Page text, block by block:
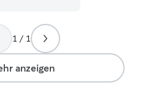
Leonberger
Kindheit und
seit ca 2
selber habe
und kann
1 / 1
anzeigen